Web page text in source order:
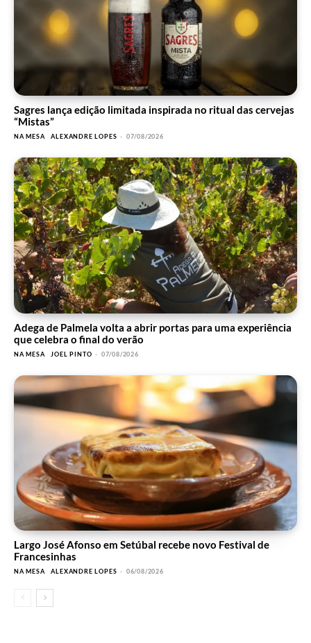
Sagres lança edição limitada inspirada no ritual das cervejas
“Mistas”
NA MESA ALEXANDRE LOPES - 07/08/2026
Adega de Palmela volta a abrir portas para uma experiência
que celebra o final do verão
NA MESA JOEL PINTO - 07/08/2026
Largo José Afonso em Setúbal recebe novo Festival de
Francesinhas
NA MESA ALEXANDRE LOPES - 06/08/2026